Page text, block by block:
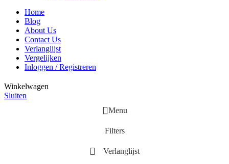
Home
Blog
About Us
Contact Us
Verlanglijst
Vergelijken
Inloggen / Registreren
Winkelwagen
Sluiten
Menu
Filters
Verlanglijst